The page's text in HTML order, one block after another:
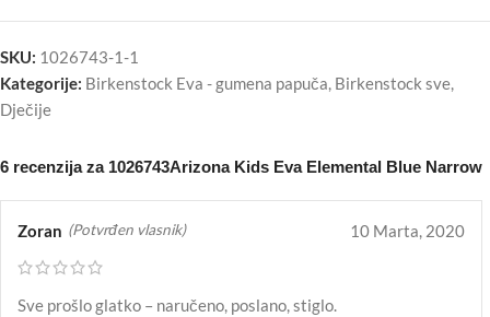
SKU: 1026743-1-1
Kategorije: Birkenstock Eva - gumena papuča Birkenstock sve
Dječije
6 recenzija za 1026743Arizona Kids Eva Elemental Blue Narrow
Zoran (Potvrđen vlasnik) 10 Marta, 2020
Sve prošlo glatko – naručeno, poslano, stiglo.